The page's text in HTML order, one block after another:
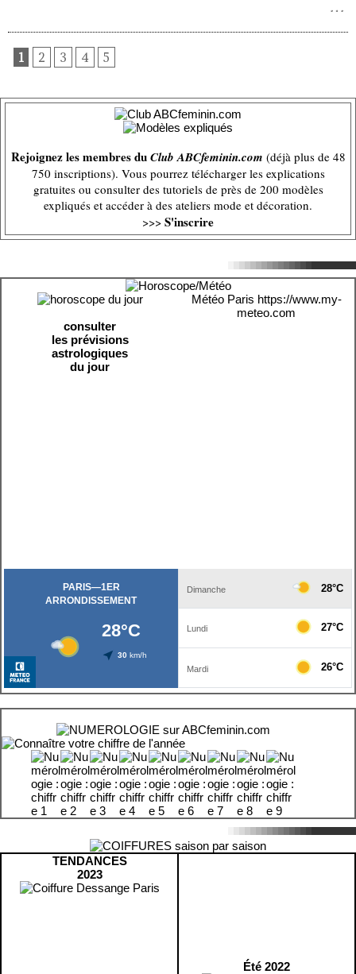
1 2 3 4 5
Rejoignez les membres duClub ABCfeminin.com (déjà plus de 48
750 inscriptions). Vous pourrez télécharger les explications
gratuites ou consulter des tutoriels de près de 200 modèles
expliqués et accéder à des ateliers mode et décoration.
>>> S'inscrire
consulter
les prévisions
astrologiques
du jour
Météo Paris https://www.my-
meteo.com
TENDANCES
2023
Été 2022